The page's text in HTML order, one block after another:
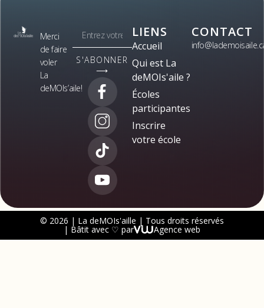
Merci
de faire
voler
La
deMOIs’aile!
S'ABONNER
⟶
LIENS
Accueil
Qui est La
deMOIs'aile ?
Écoles
participantes
Inscrire
votre école
CONTACT
© 2026 | La deMOIs'aille | Tous droits réservés
| Bâtit avec ♡ par Agence web